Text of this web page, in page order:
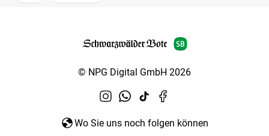
© NPG Digital GmbH 2026
Wo Sie uns noch folgen können